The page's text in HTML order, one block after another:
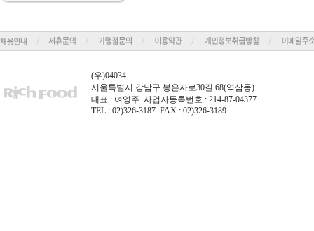
(우)04034
서울특별시 강남구 봉은사로30길 68(역삼동)
대표 : 여영주 사업자등록번호 : 214-87-04377
TEL : 02)326-3187 FAX : 02)326-3189